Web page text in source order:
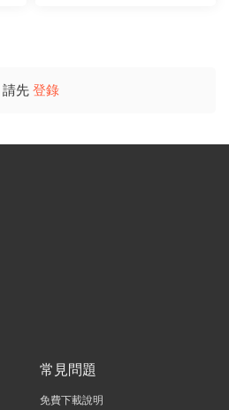
請先 登錄
常見問題
免費下載說明